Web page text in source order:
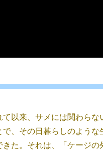
以来、サメには関わら
、その日暮らしのような
た。それは、「ケージ